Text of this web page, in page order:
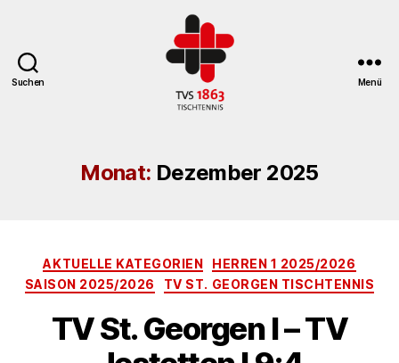
Suchen
Tischtennisabteilung
Menü
Monat: Dezember 2025
Kategorien
AKTUELLE KATEGORIEN
HERREN 1 2025/2026
SAISON 2025/2026
TV ST. GEORGEN TISCHTENNIS
TV St. Georgen I – TV